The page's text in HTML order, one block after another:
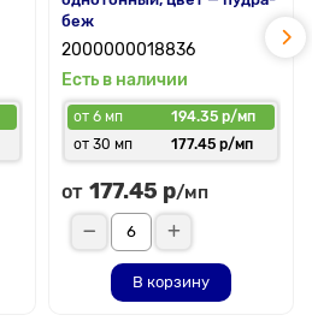
беж
2000000018836
Есть в наличии
от 6 мп
194.35 р/мп
от 30 мп
177.45 р/мп
от 177.45 р/мп
В корзину